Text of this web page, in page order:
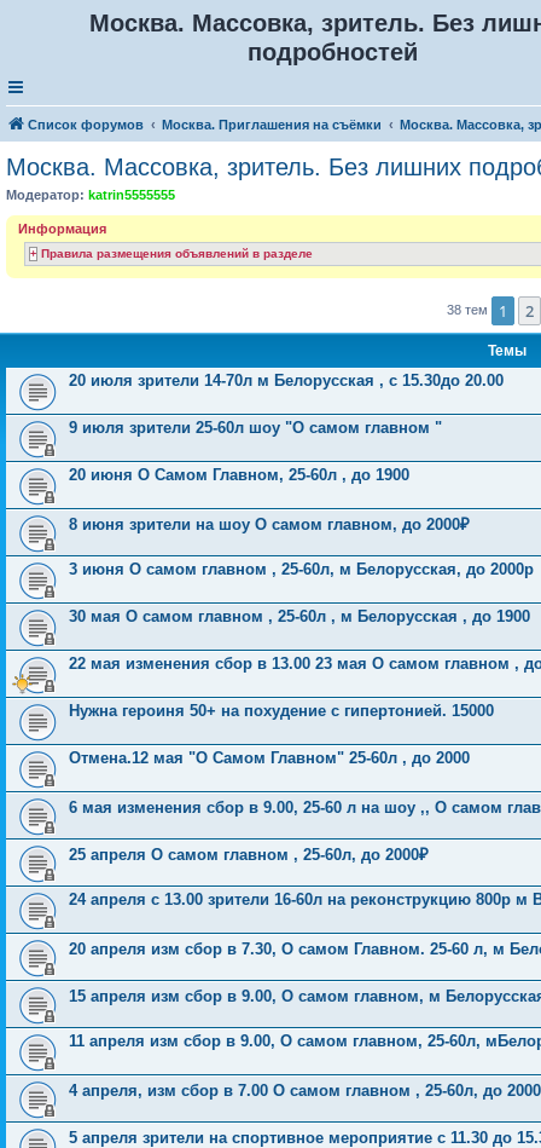
Москва. Массовка, зритель. Без
подробностей
Список форумов Москва. Приглашения на съёмки Москва. Массовка,
Москва. Массовка, зритель. Без лишних
Модератор: katrin5555555
Информация
Правила размещения объявлений в разделе
38 тем 1 2
Темы
20 июля зрители 14-70л м Белорусская , с 15.30до 20.00
9 июля зрители 25-60л шоу "О самом главном "
20 июня О Самом Главном, 25-60л , до 1900
8 июня зрители на шоу О самом главном, до 2000₽
3 июня О самом главном , 25-60л, м Белорусская, до 2000р
30 мая О самом главном , 25-60л , м Белорусская , до 1900
22 мая изменения сбор в 13.00 23 мая О самом главном ,
Нужна героиня 50+ на похудение с гипертонией. 15000
Отмена.12 мая "О Самом Главном" 25-60л , до 2000
6 мая изменения сбор в 9.00, 25-60 л на шоу ,, О самом
25 апреля О самом главном , 25-60л, до 2000₽
24 апреля с 13.00 зрители 16-60л на реконструкцию 800р м
20 апреля изм сбор в 7.30, О самом Главном. 25-60 л, м
15 апреля изм сбор в 9.00, О самом главном, м
11 апреля изм сбор в 9.00, О самом главном, 25-60л,
4 апреля, изм сбор в 7.00 О самом главном , 25-60л, до
5 апреля зрители на спортивное мероприятие с 11.30 до